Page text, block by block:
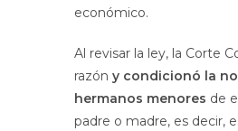
económico.
Al revisar la ley, la Corte
razón y condicionó la
hermanos menores de
padre o madre, es decir,